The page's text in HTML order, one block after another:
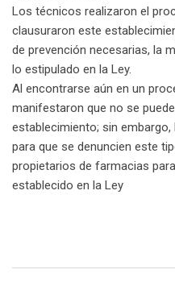
Los técnicos realizaron el
clausuraron este
de prevención necesarias, la
lo estipulado en la Ley.
Al encontrarse aún en un
manifestaron que no se
establecimiento; sin
para que se denuncien este
propietarios de farmacias
establecido en la Ley